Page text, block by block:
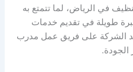
في الرياض، لما تتمتع به
طويلة في تقديم خدمات
الشركة على فريق عمل مدرب
الجودة.